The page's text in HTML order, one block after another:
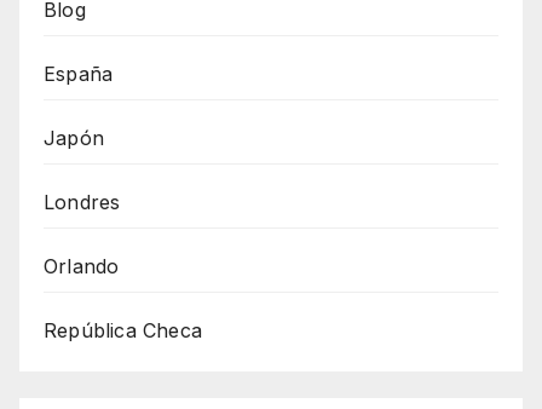
Blog
España
Japón
Londres
Orlando
República Checa